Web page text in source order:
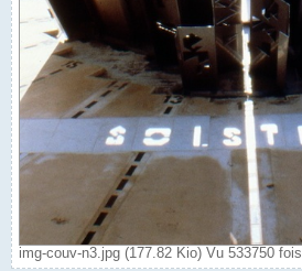
img-couv-n3.jpg (177.82 Kio) Vu 533750 fois